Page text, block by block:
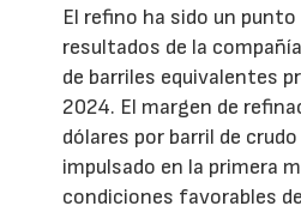
El refino ha sido un
resultados de la
de barriles equivalentes
2024. El margen de
dólares por barril de
impulsado en la primera
condiciones favorables